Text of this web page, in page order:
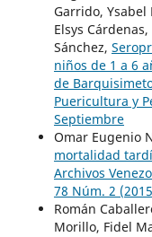
Garrido, Ysabel
Elsys
Sánchez,
niños de 1 a 6
de
Puericultura y
Septiembre
Omar Eugenio
mortalidad
Archivos
78 Núm. 2
Román
Morillo, Fidel